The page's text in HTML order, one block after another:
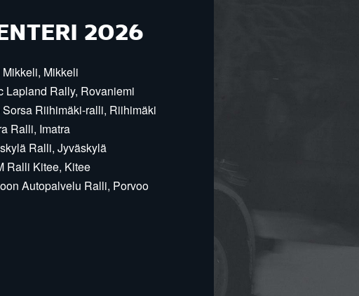
2026
Mikkeli
Lapland Rally, Rovaniemi
Riihimäki-ralli, Riihimäki
Ralli, Imatra
Ralli, Jyväskylä
Ralli Kitee, Kitee
Autopalvelu Ralli, Porvoo